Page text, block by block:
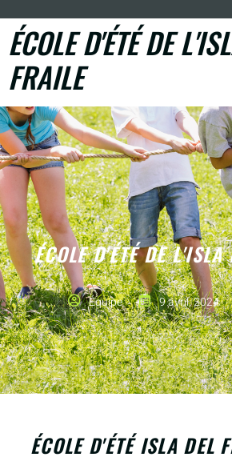
ÉCOLE D'ÉTÉ DE
FRAILE
ÉCOLE D'ÉTÉ DE L'ISLA
Équipe 9 avril, 2024
ÉCOLE D'ÉTÉ ISLA DEL